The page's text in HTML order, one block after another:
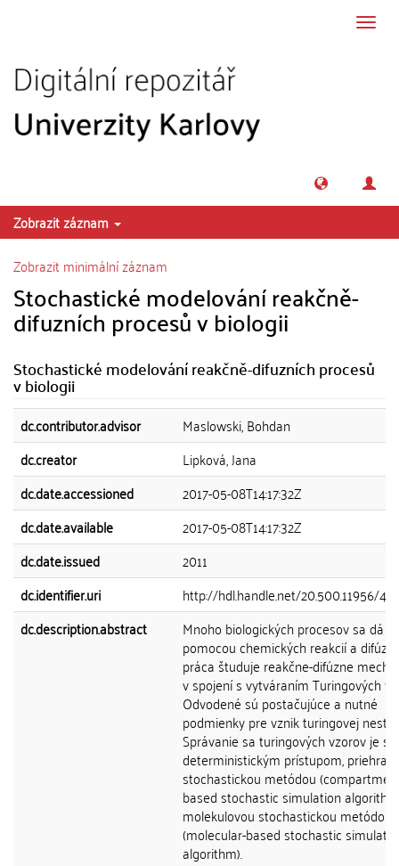
Zobrazit záznam
Zobrazit minimální záznam
Stochastické modelování reakčně-
difuzních procesů v biologii
Stochastické modelování reakčně-difuzních procesů
v biologii
dc.contributor.advisor
Maslowski, Bohdan
dc.creator
Lipková, Jana
dc.date.accessioned
2017-05-08T14:17:32Z
dc.date.available
2017-05-08T14:17:32Z
dc.date.issued
2011
dc.identifier.uri
http://hdl.handle.net/20.500.11956/
dc.description.abstract
Mnoho biologických procesov sa dá
pomocou chemických reakcií a
práca študuje reakčne-difúzne
v spojení s vytváraním Turingových
Odvodené sú postačujúce a nutné
podmienky pre vznik turingovej
Správanie sa turingových vzorov je
deterministickým prístupom,
stochastickou metódou
based stochastic simulation
molekulovou stochastickou metódou
(molecular-based stochastic
algorithm).